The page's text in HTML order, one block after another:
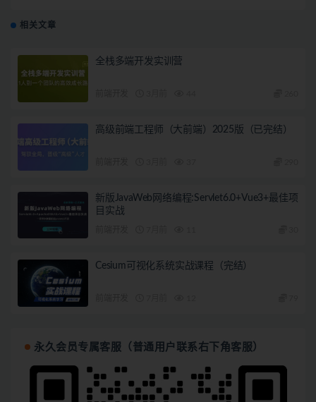
相关文章
全栈多端开发实训营
高级前端工程师（大前端）2025版（已完结）
新版JavaWeb网络编程:Servlet6.0+Vue3+最佳项
目实战
Cesium可视化系统实战课程（完结）
永久会员专属客服（普通用户联系右下角客服）